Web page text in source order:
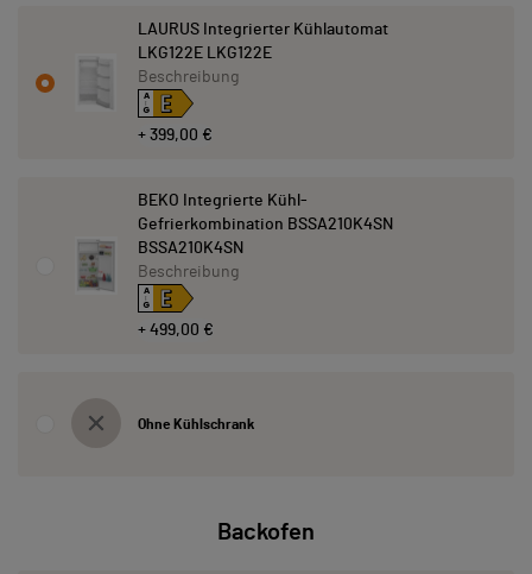
LAURUS Integrierter Kühlautomat
LKG122E LKG122E
+ 399,00 €
A
↑
G E
Beschreibung
BEKO Integrierte Kühl-
Gefrierkombination BSSA210K4SN
BSSA210K4SN
+ 499,00 €
A
↑
G E
Beschreibung
Ohne Kühlschrank
Backofen